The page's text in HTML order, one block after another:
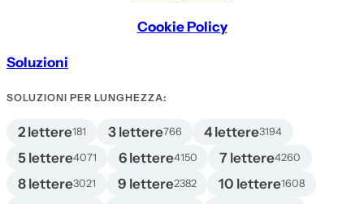
Cookie Policy
Soluzioni
SOLUZIONI PER LUNGHEZZA:
2 lettere181 3 lettere766 4 lettere3194
5 lettere4071 6 lettere4150 7 lettere4260
8 lettere3021 9 lettere2382 10 lettere1608